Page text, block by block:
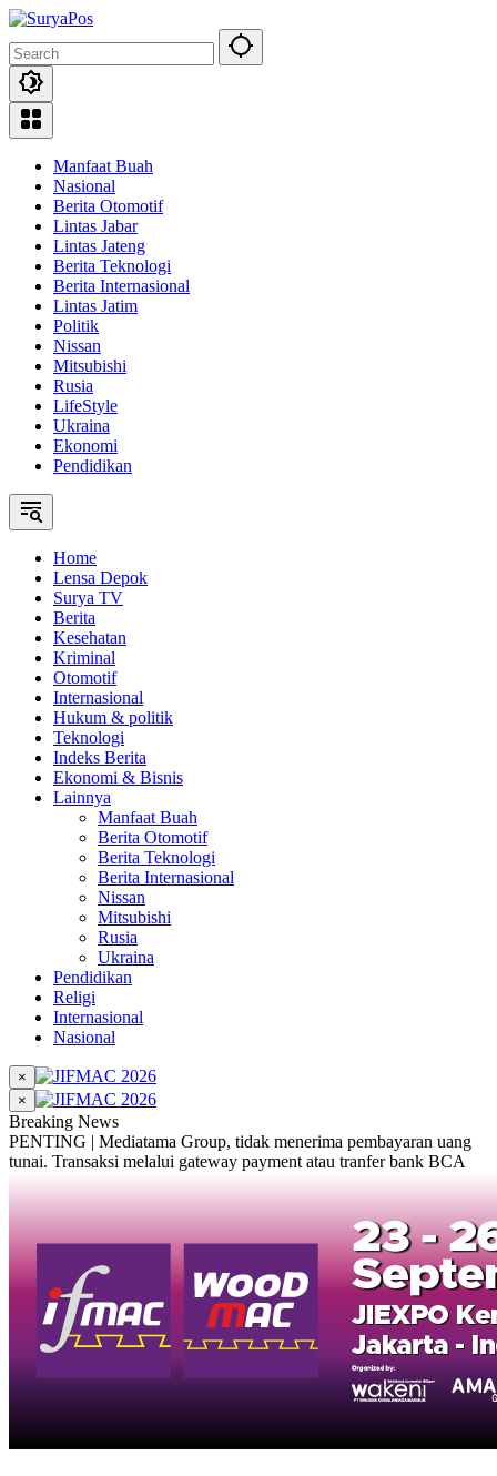
Skip
content
Manfaat Buah
Nasional
Berita Otomotif
Lintas Jabar
Lintas Jateng
Berita Teknologi
Berita Internasional
Lintas Jatim
Politik
Nissan
Mitsubishi
Rusia
LifeStyle
Ukraina
Ekonomi
Pendidikan
Home
Lensa Depok
Surya TV
Berita
Kesehatan
Kriminal
Otomotif
Internasional
Hukum & politik
Teknologi
Indeks Berita
Ekonomi & Bisnis
Lainnya
Manfaat Buah
Berita Otomotif
Berita Teknologi
Berita Internasional
Nissan
Mitsubishi
Rusia
Ukraina
Pendidikan
Religi
Internasional
Nasional
×
×
Breaking News
PENTING | Mediatama Group, tidak menerima pembayaran uang
tunai. Transaksi melalui gateway payment atau tranfer bank BCA